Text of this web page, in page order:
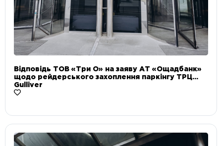
Відповідь ТОВ «Три О» на заяву АТ «Ощадбанк»
щодо рейдерського захоплення паркінгу ТРЦ
Gulliver